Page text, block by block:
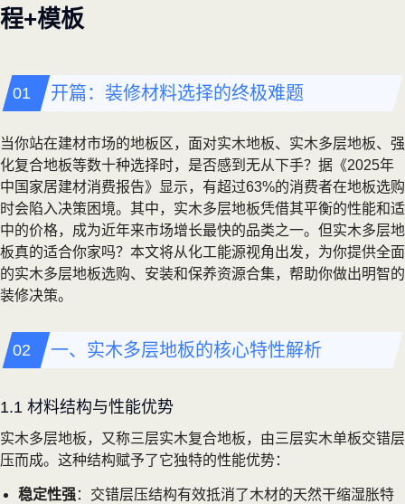
程+模板
开篇：装修材料选择的终极难题
当你站在建材市场的地板区，面对实木地板、实木多层地板、强
化复合地板等数十种选择时，是否感到无从下手？据《2025年
中国家居建材消费报告》显示，有超过63%的消费者在地板选购
时会陷入决策困境。其中，实木多层地板凭借其平衡的性能和适
中的价格，成为近年来市场增长最快的品类之一。但实木多层地
板真的适合你家吗？本文将从化工能源视角出发，为你提供全面
的实木多层地板选购、安装和保养资源合集，帮助你做出明智的
装修决策。
一、实木多层地板的核心特性解析
1.1 材料结构与性能优势
实木多层地板，又称三层实木复合地板，由三层实木单板交错层
压而成。这种结构赋予了它独特的性能优势：
稳定性强：交错层压结构有效抵消了木材的天然干缩湿胀特